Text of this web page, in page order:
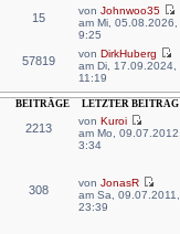
15
vonJohnwoo35
am Mi, 05.08.2026,
9:25
57819
vonDirkHuberg
am Di, 17.09.2024,
11:19
BEITRÄGE LETZTER BEITRAG
2213
vonKuroi
am Mo, 09.07.2012,
3:34
308
vonJonasR
am Sa, 09.07.2011,
23:39